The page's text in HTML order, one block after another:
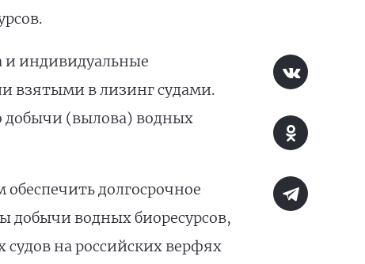
и индивидуальные
взятыми в лизинг судами.
добычи (вылова) водных
долгосрочное
добычи водных биоресурсов,
судов на российских верфях